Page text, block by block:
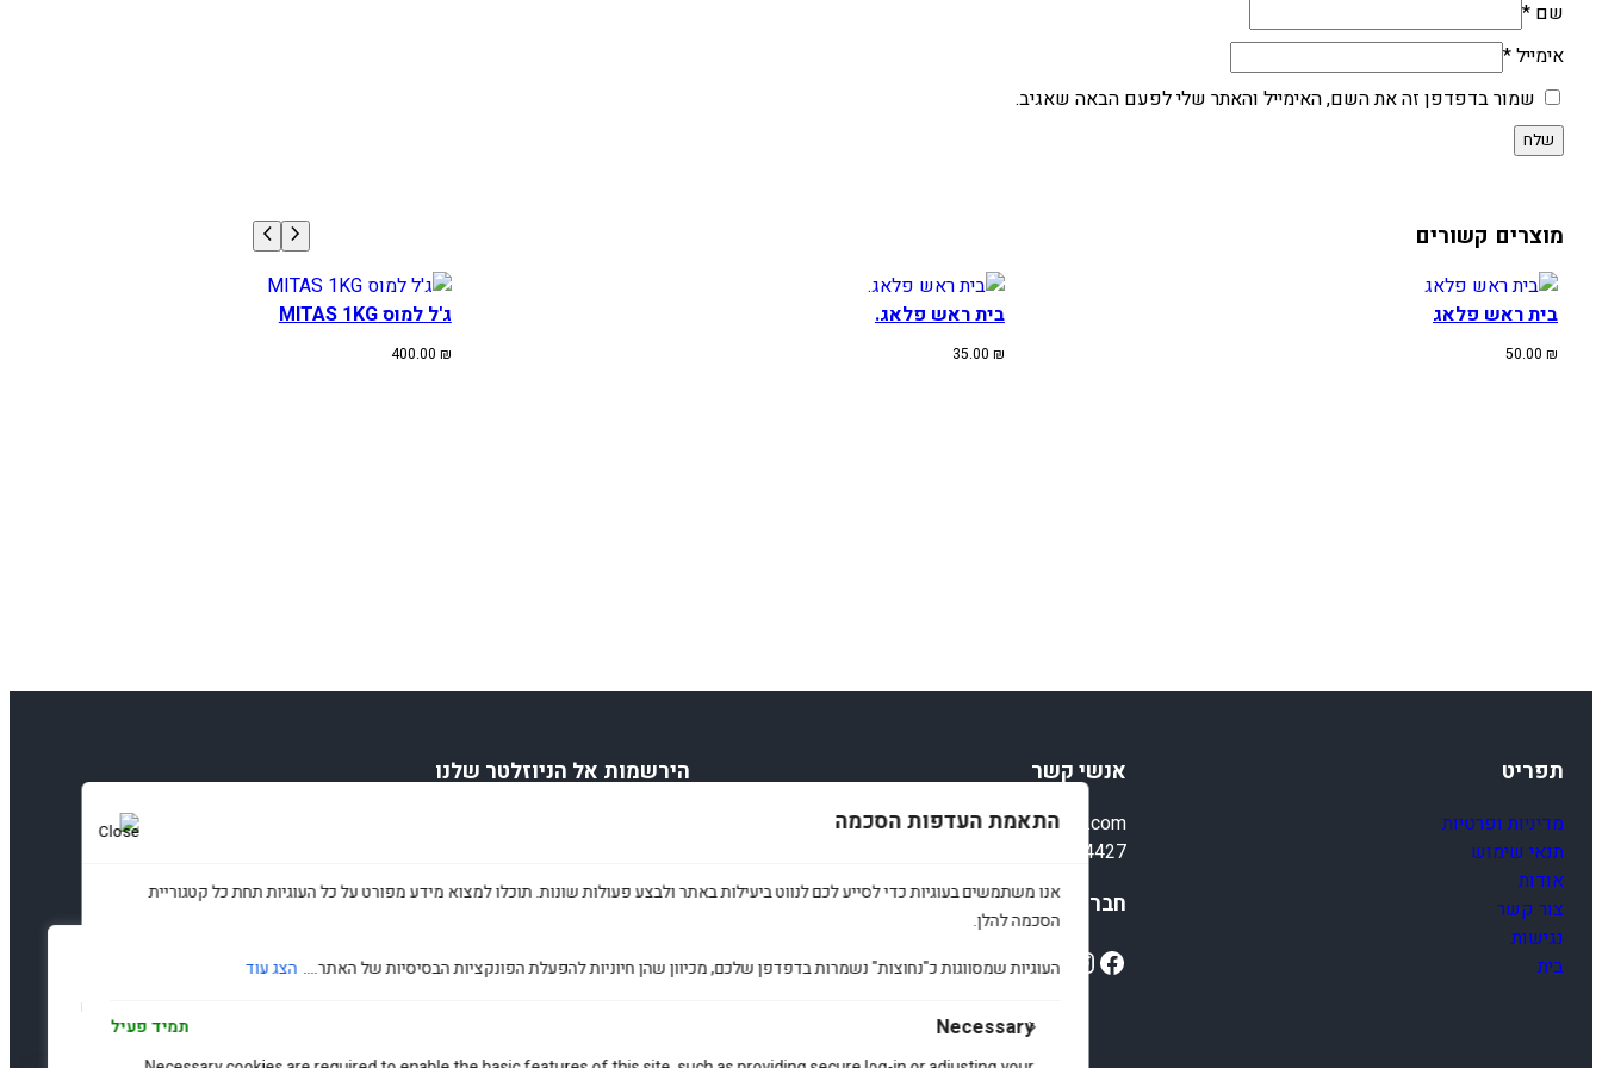
העדפות פרטיות
אנו משתמשים בעוגיות כדי לשפר את האתר, להציג תוכן מותאם ולנתח
התאמת העדפות הסכמה
אנו משתמשים בעוגיות כדי לסייע לכם לנווט ביעילות באתר ולבצע פעולות שונות. תוכלו למצוא מידע מפורט על כל העוגיות תחת כל קטגוריית
הסכמה להלן.
העוגיות שמסווגות כ"נחוצות" נשמרות בדפדפן שלכם, מכיוון שהן חיוניות להפעלת הפונקציות הבסיסיות של האתר.... הצג עוד
Necessary
תמיד פעיל
שם *
אימייל*
שמור בדפדפן זה את השם, האימייל והאתר שלי לפעם הבאה שאגיב.
מוצרים קשורים
בית ראש פלאג
50.00 ₪
בית ראש פלאג.
35.00 ₪
ג'ל למוס MITAS 1KG
400.00 ₪
תפריט
מדיניות ופרטיות
תנאי שימוש
אודות
צור קשר
נגישות
בית
אנשי קשר
bardaamir@gmail.com
053-444-4427
חברתיים
Facebook
Instagram
TikTok
הירשמות אל הניוזלטר שלנו